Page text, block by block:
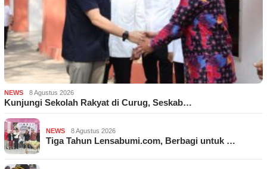
NEWS 8 Agustus 2026
Kunjungi Sekolah Rakyat di Curug, Seskab…
NEWS 8 Agustus 2026
Tiga Tahun Lensabumi.com, Berbagi untuk …